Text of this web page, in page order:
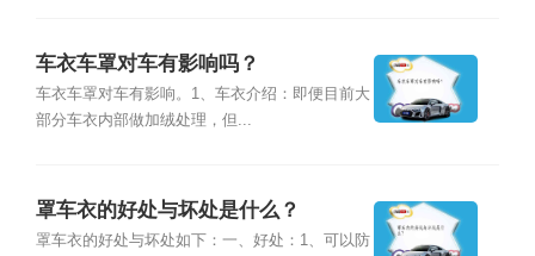
车衣车罩对车有影响吗？
车衣车罩对车有影响。1、车衣介绍：即便目前大
部分车衣内部做加绒处理，但...
罩车衣的好处与坏处是什么？
罩车衣的好处与坏处如下：一、好处：1、可以防